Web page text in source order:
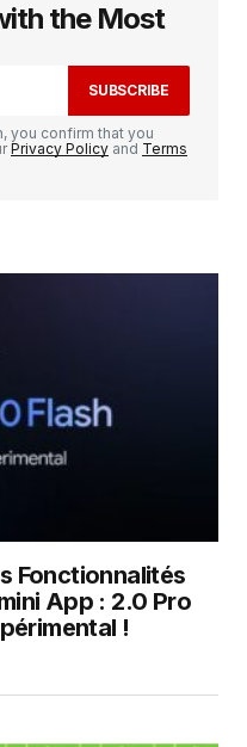
pas publiée. Les
avec
e-mail et mon
mon prochain
the Most
SUBSCRIBE
you confirm that you
Privacy Policy and Terms
Fonctionnalités
App : 2.0 Pro
!